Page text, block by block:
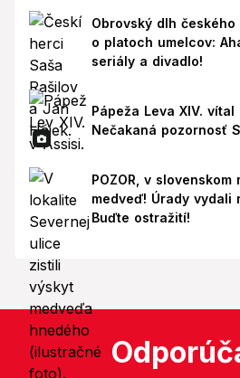
Obrovský dlh
o platoch umelcov:
seriály a divadlo!
Pápeža Leva XIV.
Nečakaná pozornosť
POZOR, v
medveď! Úrady vydali
Buďte ostražití!